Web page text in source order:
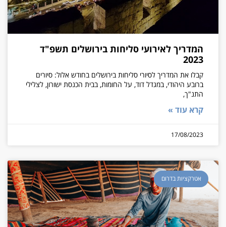
המדריך לאירועי סליחות בירושלים תשפ"ד
2023
קבלו את המדריך לסיורי סליחות בירושלים בחודש אלול: סיורים
ברובע היהודי, במגדל דוד, על החומות, בבית הכנסת ישורון, לצלילי
התנ"ך,
קרא עוד »
17/08/2023
אטרקציות בדרום